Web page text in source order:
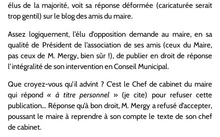
élus de la majorité, voit sa réponse déformée (caricaturée serait
trop gentil) sur le blog des amis du maire.
Assez logiquement, l’élu d’opposition demande au maire, en sa
qualité de Président de l’association de ses amis (ceux du Maire,
pas ceux de M. Mergy, bien sûr !), de publier en droit de réponse
l’intégralité de son intervention en Conseil Municipal.
Que croyez-vous qu’il advint ? C’est le Chef de cabinet du maire
qui répond« à titre personnel» (je cite) pour refuser cette
publication… Réponse qu’à bon droit, M. Mergy a refusé d’accepter,
poussant le maire à reprendre à son compte le texte de son chef
de cabinet.